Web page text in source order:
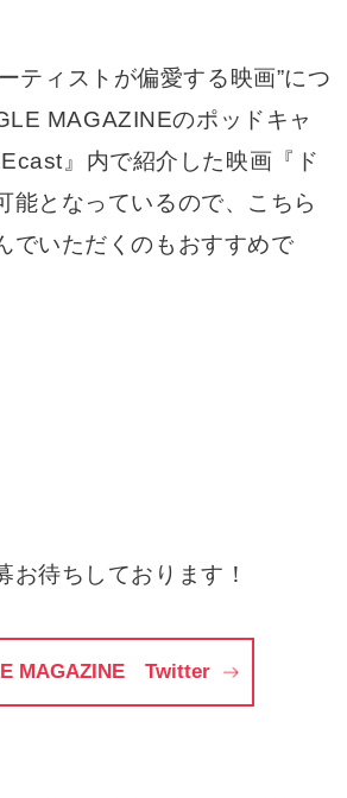
ティストが偏愛する映画”につ
MAGAZINEのポッドキャ
』内で紹介した映画『ド
能となっているので、こちら
でいただくのもおすすめで
お待ちしております！
MAGAZINE Twitter